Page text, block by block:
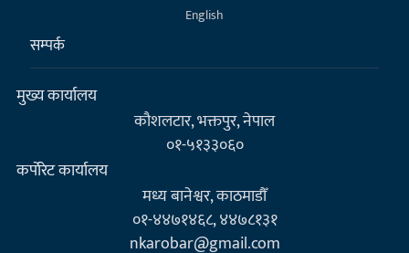
English
सम्पर्क
मुख्य कार्यालय
कौशलटार, भक्तपुर, नेपाल
०१-५१३३०६०
कर्पाेरेट कार्यालय
मध्य बानेश्वर, काठमाडौँ
०१-४४७१४६८, ४४७८१३१
nkarobar@gmail.com